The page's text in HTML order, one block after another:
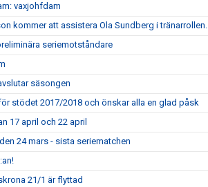
vaxjohfdam
kommer att assistera Ola Sundberg i tränarrollen.
seriemotståndare
säsongen
stödet 2017/2018 och önskar alla en glad påsk
17 april och 22 april
24 mars - sista seriematchen
21/1 är flyttad